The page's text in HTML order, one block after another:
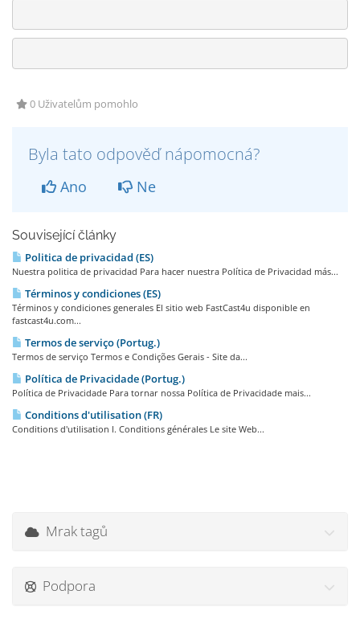
0 Uživatelům pomohlo
Byla tato odpověď nápomocná?
Ano Ne
Související články
Politica de privacidad (ES)
Nuestra politica de privacidad Para hacer nuestra Política de Privacidad más...
Términos y condiciones (ES)
Términos y condiciones generales El sitio web FastCast4u disponible en
fastcast4u.com...
Termos de serviço (Portug.)
Termos de serviço Termos e Condições Gerais - Site da...
Política de Privacidade (Portug.)
Política de Privacidade Para tornar nossa Política de Privacidade mais...
Conditions d'utilisation (FR)
Conditions d'utilisation I. Conditions générales Le site Web...
Mrak tagů
Podpora